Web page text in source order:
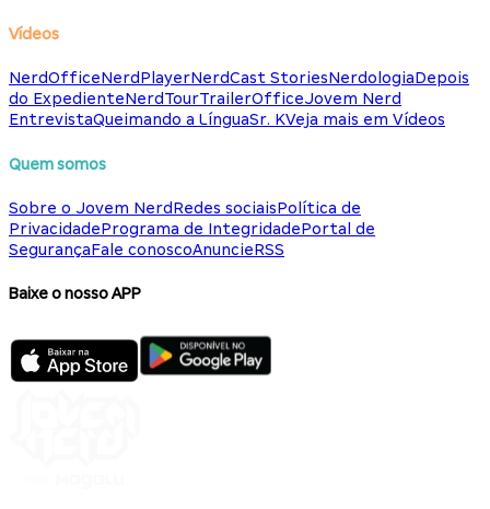
Vídeos
NerdOfficeNerdPlayerNerdCast StoriesNerdologiaDepois
do ExpedienteNerdTourTrailerOfficeJovem Nerd
EntrevistaQueimando a LínguaSr. KVeja mais em Vídeos
Quem somos
Sobre o Jovem NerdRedes sociaisPolítica de
PrivacidadePrograma de IntegridadePortal de
SegurançaFale conoscoAnuncieRSS
Baixe o nosso APP